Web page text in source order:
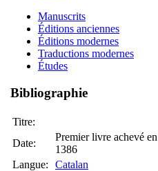
Manuscrits
Éditions anciennes
Éditions modernes
Traductions modernes
Études
Bibliographie
Titre:
Date:
Premier livre achevé
1386
Langue:
Catalan